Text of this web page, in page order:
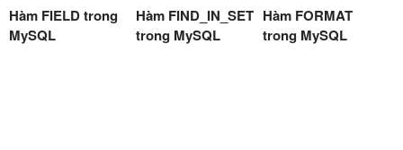
Hàm FIELD trong
MySQL
Hàm FIND_IN_SET
trong MySQL
Hàm FORMAT
trong MySQL